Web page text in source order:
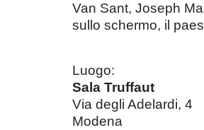
Van Sant, Joseph
sullo schermo, il
Luogo:
Sala Truffaut
Via degli Adelardi, 4
Modena